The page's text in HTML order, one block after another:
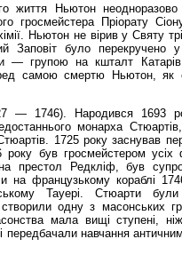
життя Ньютон неодноразово
гросмейстера Пріорату
Ньютон не вірив у Святу
Заповіт було перекручено у
— групою на кшталт
самою смертю Ньютон, як
— 1746). Народився 1693
монарха
1725 року заснував
був гросмейстером усіх
престол Редкліф, був
на французькому кораблі
Тауері. Стюарти були
одну з масонських
мала вищі ступені,
передбачали навчання